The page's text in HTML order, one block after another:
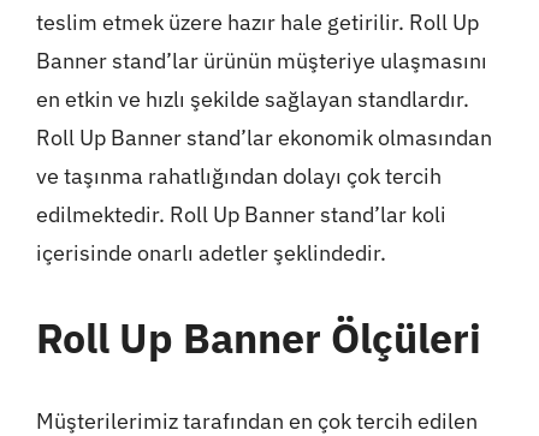
teslim etmek üzere hazır hale getirilir. Roll Up
Banner stand’lar ürünün müşteriye ulaşmasını
en etkin ve hızlı şekilde sağlayan standlardır.
Roll Up Banner stand’lar ekonomik olmasından
ve taşınma rahatlığından dolayı çok tercih
edilmektedir. Roll Up Banner stand’lar koli
içerisinde onarlı adetler şeklindedir.
Roll Up Banner Ölçüleri
Müşterilerimiz tarafından en çok tercih edilen